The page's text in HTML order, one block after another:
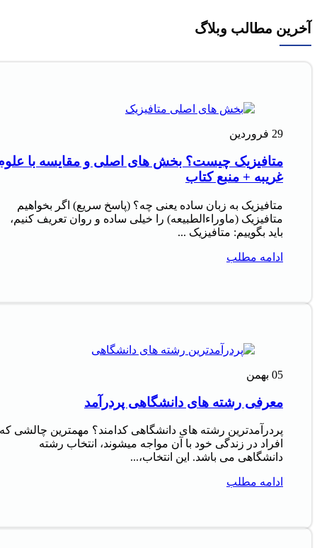
آخرین مطالب وبلاگ
29 فروردین
متافیزیک چیست؟ بخش های اصلی و مقایسه با
غریبه + منبع کتاب
متافیزیک به زبان ساده یعنی چه؟ (پاسخ سریع) اگر بخواهیم
متافیزیک (ماوراءالطبیعه) را خیلی ساده و روان تعریف کنیم،
باید بگوییم: متافیزیک ...
ادامه مطلب
05 بهمن
معرفی رشته های دانشگاهی پردرآمد
پردرآمدترین رشته های دانشگاهی کدامند؟ مهمترین چالشی که
افراد در زندگی خود با آن مواجه میشوند، انتخاب رشته
دانشگاهی می باشد. این انتخاب،...
ادامه مطلب